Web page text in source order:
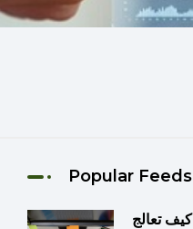
Popular Feeds
كيف تعالج PEC تحديات